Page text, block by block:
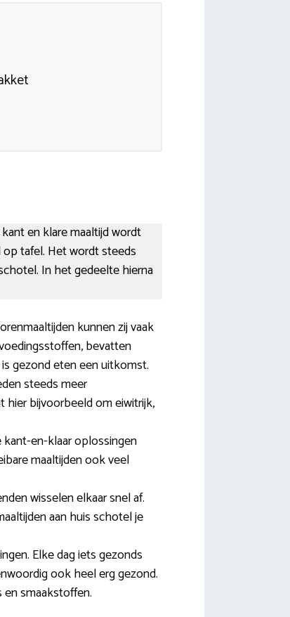
en klare maaltijd wordt
tafel. Het wordt steeds
In het gedeelte hierna
kunnen zij vaak
bevatten
gezond eten een uitkomst.
steeds meer
hier bijvoorbeeld om eiwitrijk,
en-klaar oplossingen
maaltijden ook veel
wisselen elkaar snel af.
aan huis schotel je
Elke dag iets gezonds
ook heel erg gezond.
smaakstoffen.